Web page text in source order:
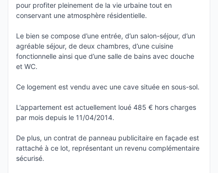
pour profiter pleinement de la vie urbaine tout en
conservant une atmosphère résidentielle.
Le bien se compose d’une entrée, d’un salon-séjour, d’un
agréable séjour, de deux chambres, d’une cuisine
fonctionnelle ainsi que d’une salle de bains avec douche
et WC.
Ce logement est vendu avec une cave située en sous-sol.
L’appartement est actuellement loué 485 € hors charges
par mois depuis le 11/04/2014.
De plus, un contrat de panneau publicitaire en façade est
rattaché à ce lot, représentant un revenu complémentaire
sécurisé.